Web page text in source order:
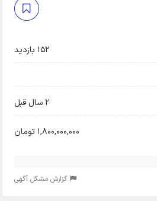
152 بازدید
2 سال قبل
1,800,000,000 تومان
گزارش مشکل آگهی